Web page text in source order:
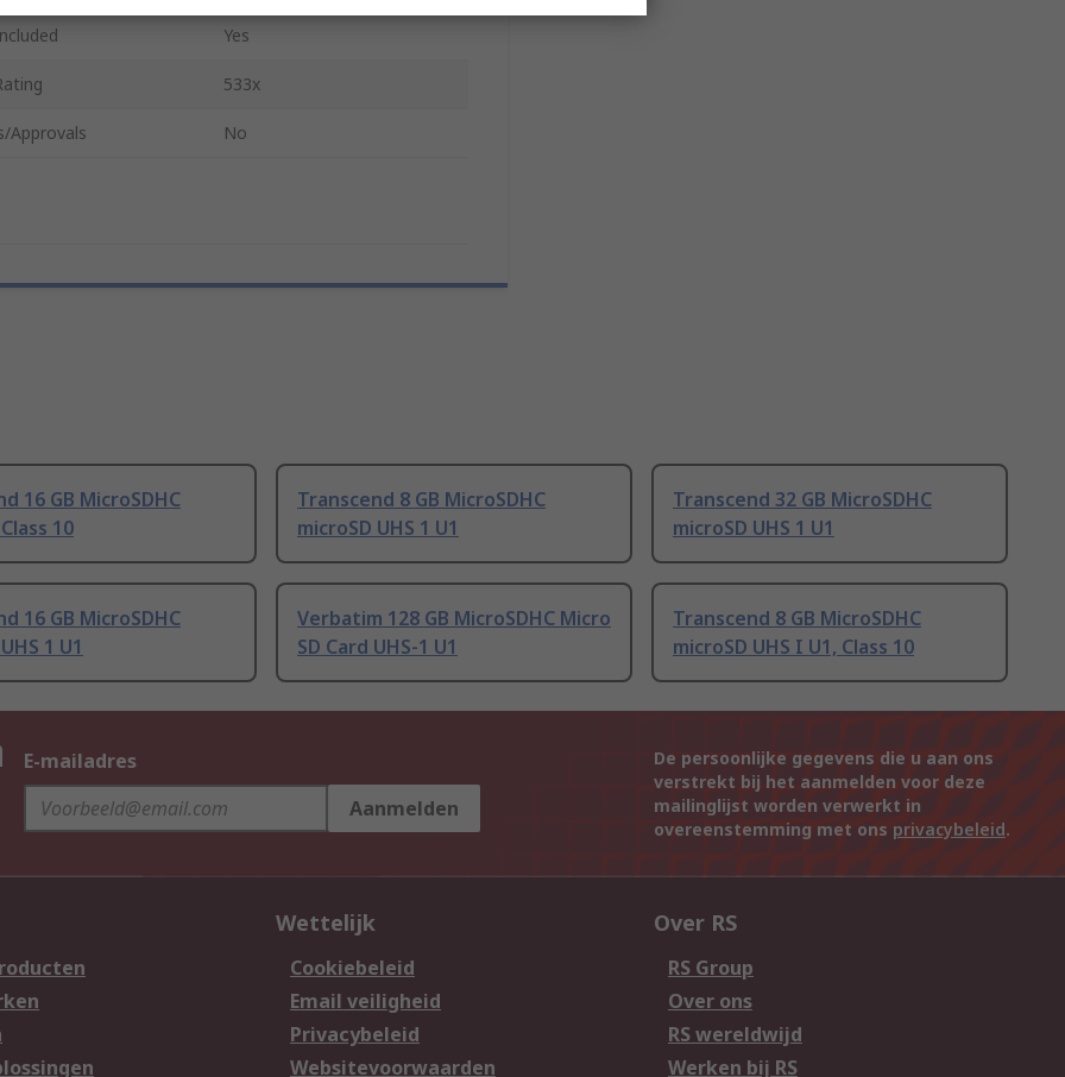
Yes
533x
Approvals No
16 GB MicroSDHC
10
Transcend 8 GB MicroSDHC
microSD UHS 1 U1
Transcend 32 GB MicroSDHC
microSD UHS 1 U1
16 GB MicroSDHC
1 U1
Verbatim 128 GB MicroSDHC Micro
SD Card UHS-1 U1
Transcend 8 GB MicroSDHC
microSD UHS I U1, Class 10
E-mailadres
Aanmelden
De persoonlijke gegevens die u aan ons
verstrekt bij het aanmelden voor deze
mailinglijst worden verwerkt in
overeenstemming met ons privacybeleid.
Wettelijk
Cookiebeleid
Email veiligheid
Privacybeleid
Websitevoorwaarden
Over RS
RS Group
Over ons
RS wereldwijd
Werken bij RS